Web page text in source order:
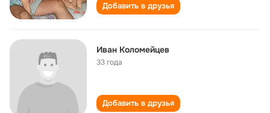
Добавить в друзья
Иван Коломейцев
33 года
Добавить в друзья